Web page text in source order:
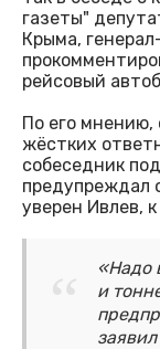
газеты"
Крыма,
рейсовый
По его мнению,
жёстких
собеседник
предупреждал
уверен Ивлев,
«Надо
и